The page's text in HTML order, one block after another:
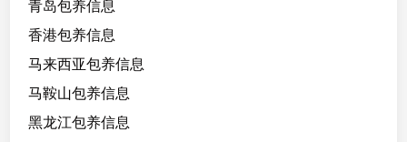
青岛包养信息
香港包养信息
马来西亚包养信息
马鞍山包养信息
黑龙江包养信息